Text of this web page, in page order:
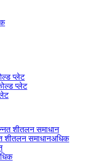
प्लेट
प्लेट
शीतलन समाधानअधिक